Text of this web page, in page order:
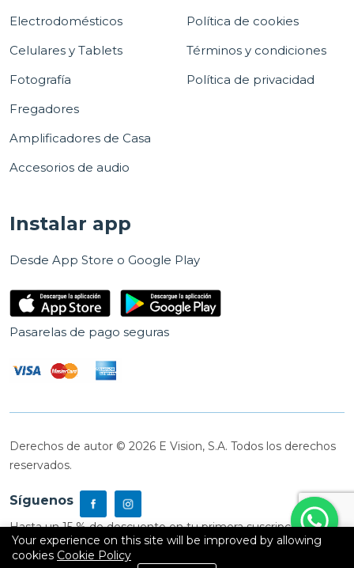
Electrodomésticos
Celulares y Tablets
Fotografía
Fregadores
Amplificadores de Casa
Accesorios de audio
Política de cookies
Términos y condiciones
Política de privacidad
Instalar app
Desde App Store o Google Play
Pasarelas de pago seguras
Derechos de autor © 2026 E Vision, S.A. Todos los derechos
reservados.
Síguenos
Hasta un 15 % de descuento en tu primera suscripción
Your experience on this site will be improved by allowing
cookies Cookie Policy